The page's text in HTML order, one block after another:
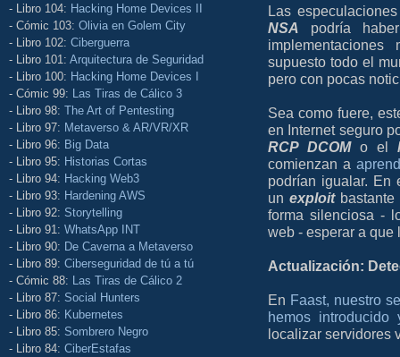
- Libro 104: Hacking Home Devices II
- Cómic 103: Olivia en Golem City
- Libro 102: Ciberguerra
- Libro 101: Arquitectura de Seguridad
- Libro 100: Hacking Home Devices I
- Cómic 99: Las Tiras de Cálico 3
- Libro 98: The Art of Pentesting
- Libro 97: Metaverso & AR/VR/XR
- Libro 96: Big Data
- Libro 95: Historias Cortas
- Libro 94: Hacking Web3
- Libro 93: Hardening AWS
- Libro 92: Storytelling
- Libro 91: WhatsApp INT
- Libro 90: De Caverna a Metaverso
- Libro 89: Ciberseguridad de tú a tú
- Cómic 88: Las Tiras de Cálico 2
- Libro 87: Social Hunters
- Libro 86: Kubernetes
- Libro 85: Sombrero Negro
- Libro 84: CiberEstafas
Las
NSA podría
supuesto todo el
pero con pocas
Sea como fuere,
en Internet seguro
RCP DCOMo el
comienzan a
podrían igualar. En
unexploitbastante
forma silenciosa -
web - esperar a
Actualización:
En Faast, nuestro
hemos
localizar servidores